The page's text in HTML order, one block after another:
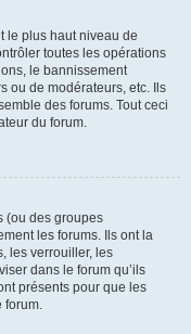
le plus haut niveau de
toutes les opérations
le bannissement
ou de modérateurs, etc. Ils
des forums. Tout ceci
du forum.
(ou des groupes
les forums. Ils ont la
les verrouiller, les
dans le forum qu’ils
présents pour que les
forum.